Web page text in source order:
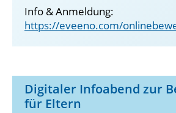
Info & Anmeldung:
https://eveeno.com/
Digitaler Infoabend zur
für Eltern